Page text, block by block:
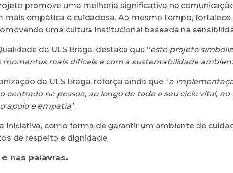
promove uma melhoria significativa na
empática e cuidadosa. Ao mesmo tempo,
uma cultura institucional baseada na
da ULS Braga, destaca que “este projeto
mais difíceis e com a sustentabilidade
da ULS Braga, reforça ainda que “a
na pessoa, ao longo de todo o seu ciclo vital,
apoio e empatia”.
iniciativa, como forma de garantir um ambiente de
de respeito e dignidade.
nas palavras.